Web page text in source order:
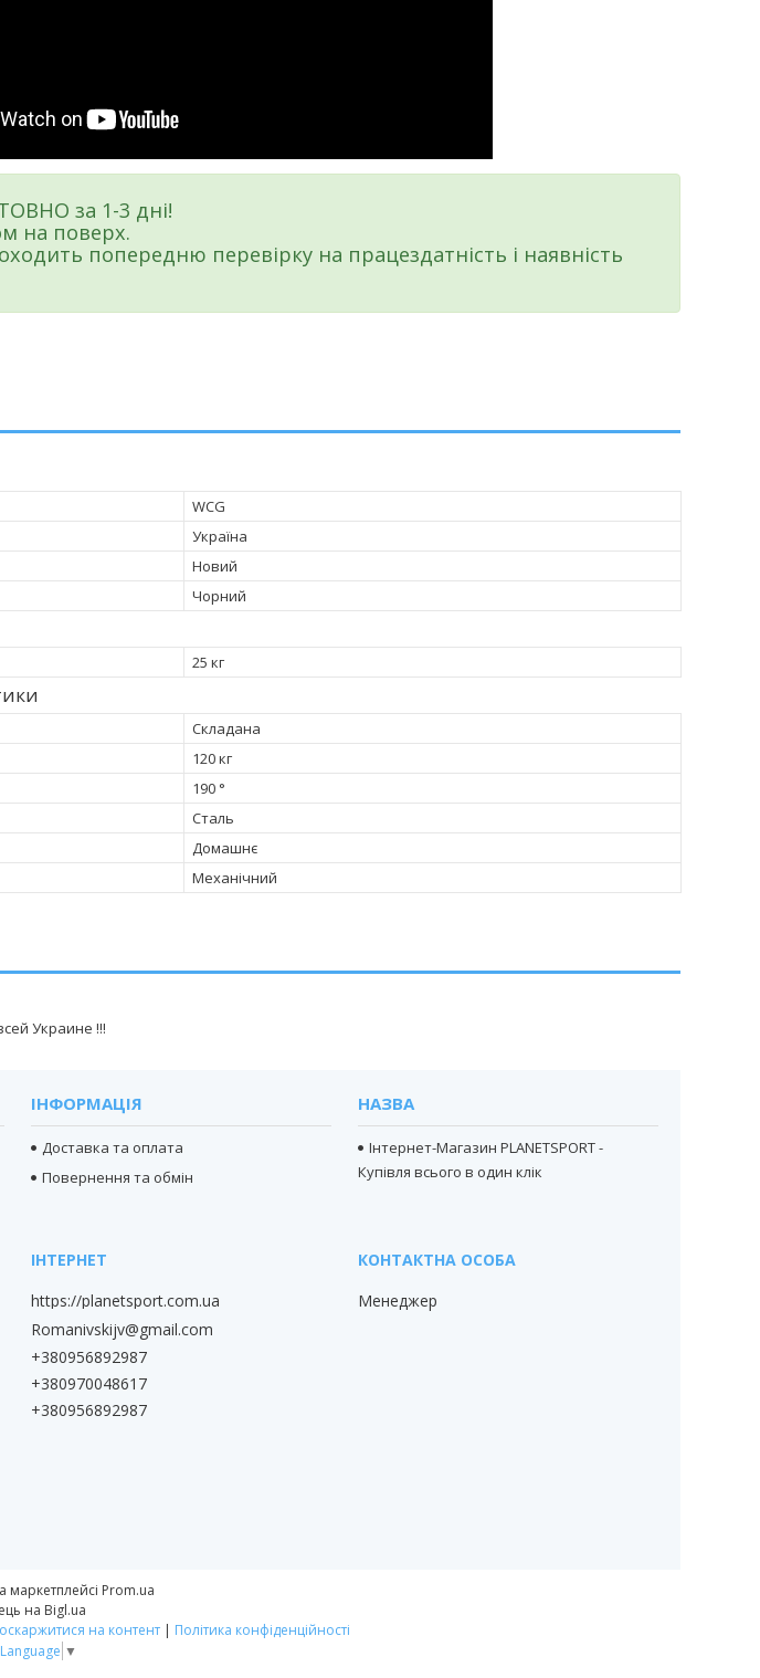
за 1-3 дні!
на поверх.
попередню перевірку на працездатність і наявність
WCG
Україна
Новий
Чорний
25 кг
Складана
120 кг
190 °
Сталь
Домашнє
Механічний
Украине !!!
ІНФОРМАЦІЯ
Доставка та оплата
Повернення та обмін
НАЗВА
Інтернет-Магазин PLANETSPORT -
Купівля всього в один клік
https://planetsport.com.ua
Romanivskijv@gmail.com
+380956892987
+380970048617
+380956892987
Менеджер
маркетплейсі Prom.ua
на Bigl.ua
на контент | Політика конфіденційності
▼